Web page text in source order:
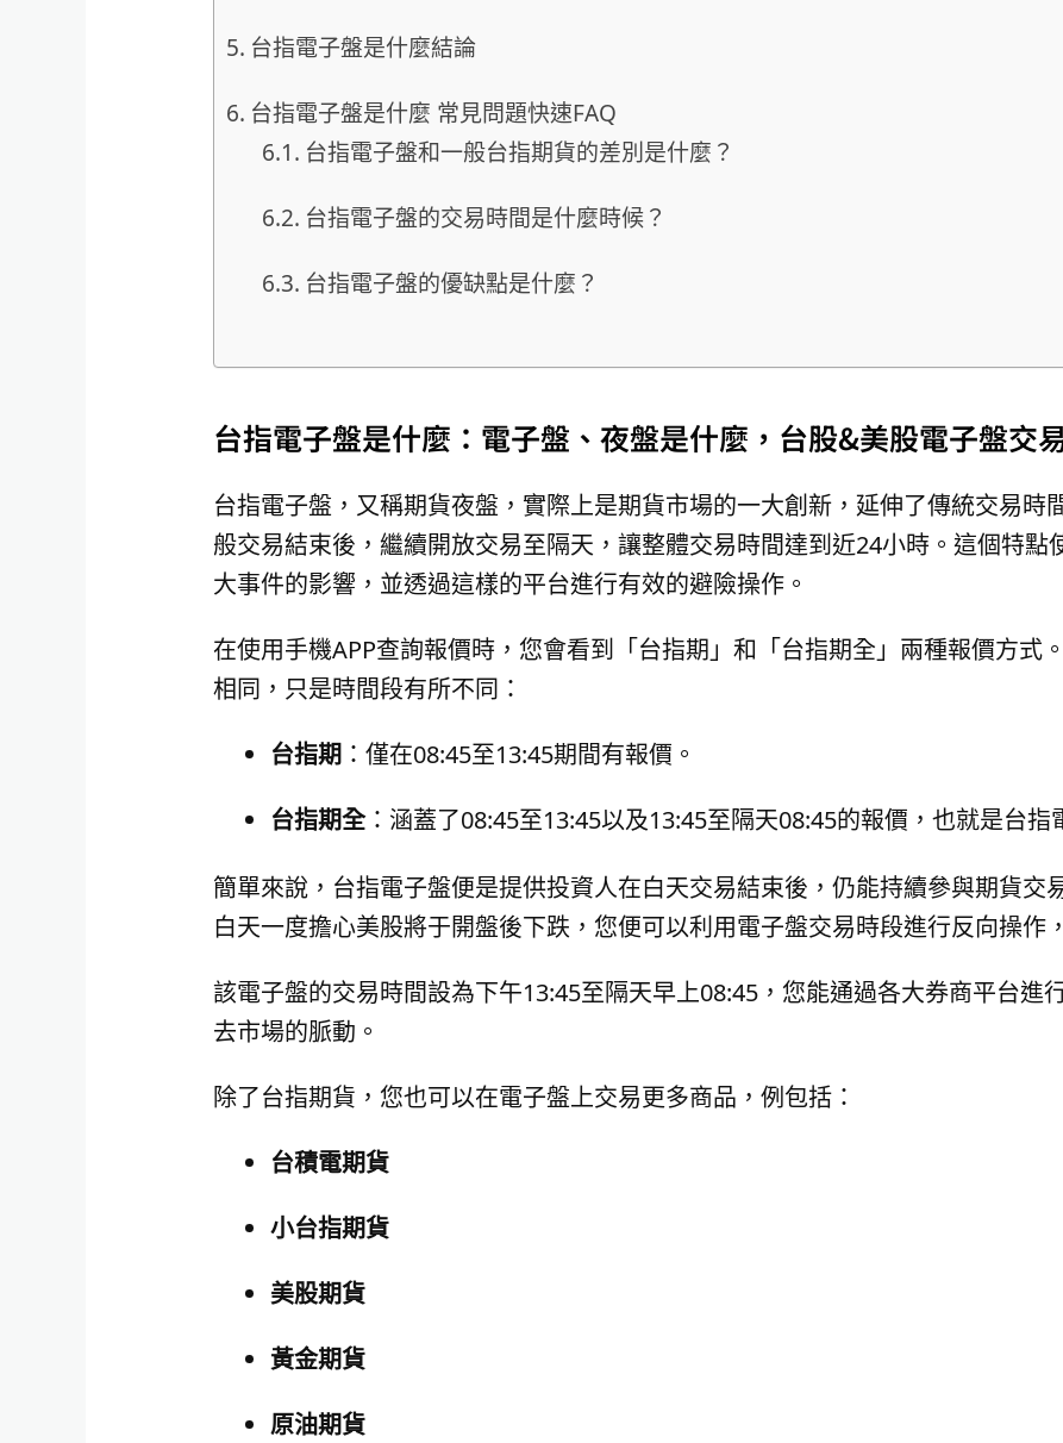
台指電子盤是什麼結論
台指電子盤是什麼 常見問題快速FAQ
台指電子盤和一般台指期貨的差別是什麼？
台指電子盤的交易時間是什麼時候？
台指電子盤的優缺點是什麼？
台指電子盤是什麼：電子盤、夜盤是什麼，台股&美股電子盤交
台指電子盤，又稱期貨夜盤，實際上是期貨市場的一大創新，延伸了傳統交易時
般交易結束後，繼續開放交易至隔天，讓整體交易時間達到近24小時。這個特點
大事件的影響，並透過這樣的平台進行有效的避險操作。
在使用手機APP查詢報價時，您會看到「台指期」和「台指期全」兩種報價方式
相同，只是時間段有所不同：
台指期：僅在08:45至13:45期間有報價。
台指期全：涵蓋了08:45至13:45以及13:45至隔天08:45的報價，也就是台指
簡單來說，台指電子盤便是提供投資人在白天交易結束後，仍能持續參與期貨交
白天一度擔心美股將于開盤後下跌，您便可以利用電子盤交易時段進行反向操作
該電子盤的交易時間設為下午13:45至隔天早上08:45，您能通過各大券商平台進
去市場的脈動。
除了台指期貨，您也可以在電子盤上交易更多商品，例包括：
台積電期貨
小台指期貨
美股期貨
黃金期貨
原油期貨